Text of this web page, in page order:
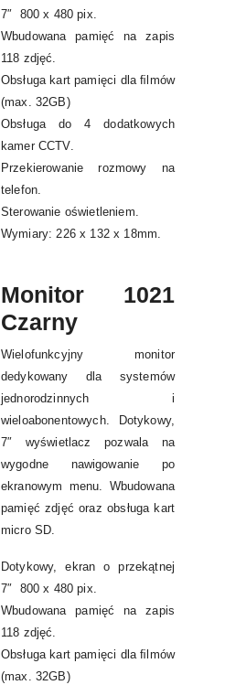
7″ 800 x 480 pix.
Wbudowana pamięć na zapis
118 zdjęć.
Obsługa kart pamięci dla ﬁlmów
(max. 32GB)
Obsługa do 4 dodatkowych
kamer CCTV.
Przekierowanie rozmowy na
telefon.
Sterowanie oświetleniem.
Wymiary: 226 x 132 x 18mm.
Monitor 1021
Czarny
Wielofunkcyjny monitor
dedykowany dla systemów
jednorodzinnych i
wieloabonentowych. Dotykowy,
7″ wyświetlacz pozwala na
wygodne nawigowanie po
ekranowym menu. Wbudowana
pamięć zdjęć oraz obsługa kart
micro SD.
Dotykowy, ekran o przekątnej
7″ 800 x 480 pix.
Wbudowana pamięć na zapis
118 zdjęć.
Obsługa kart pamięci dla ﬁlmów
(max. 32GB)